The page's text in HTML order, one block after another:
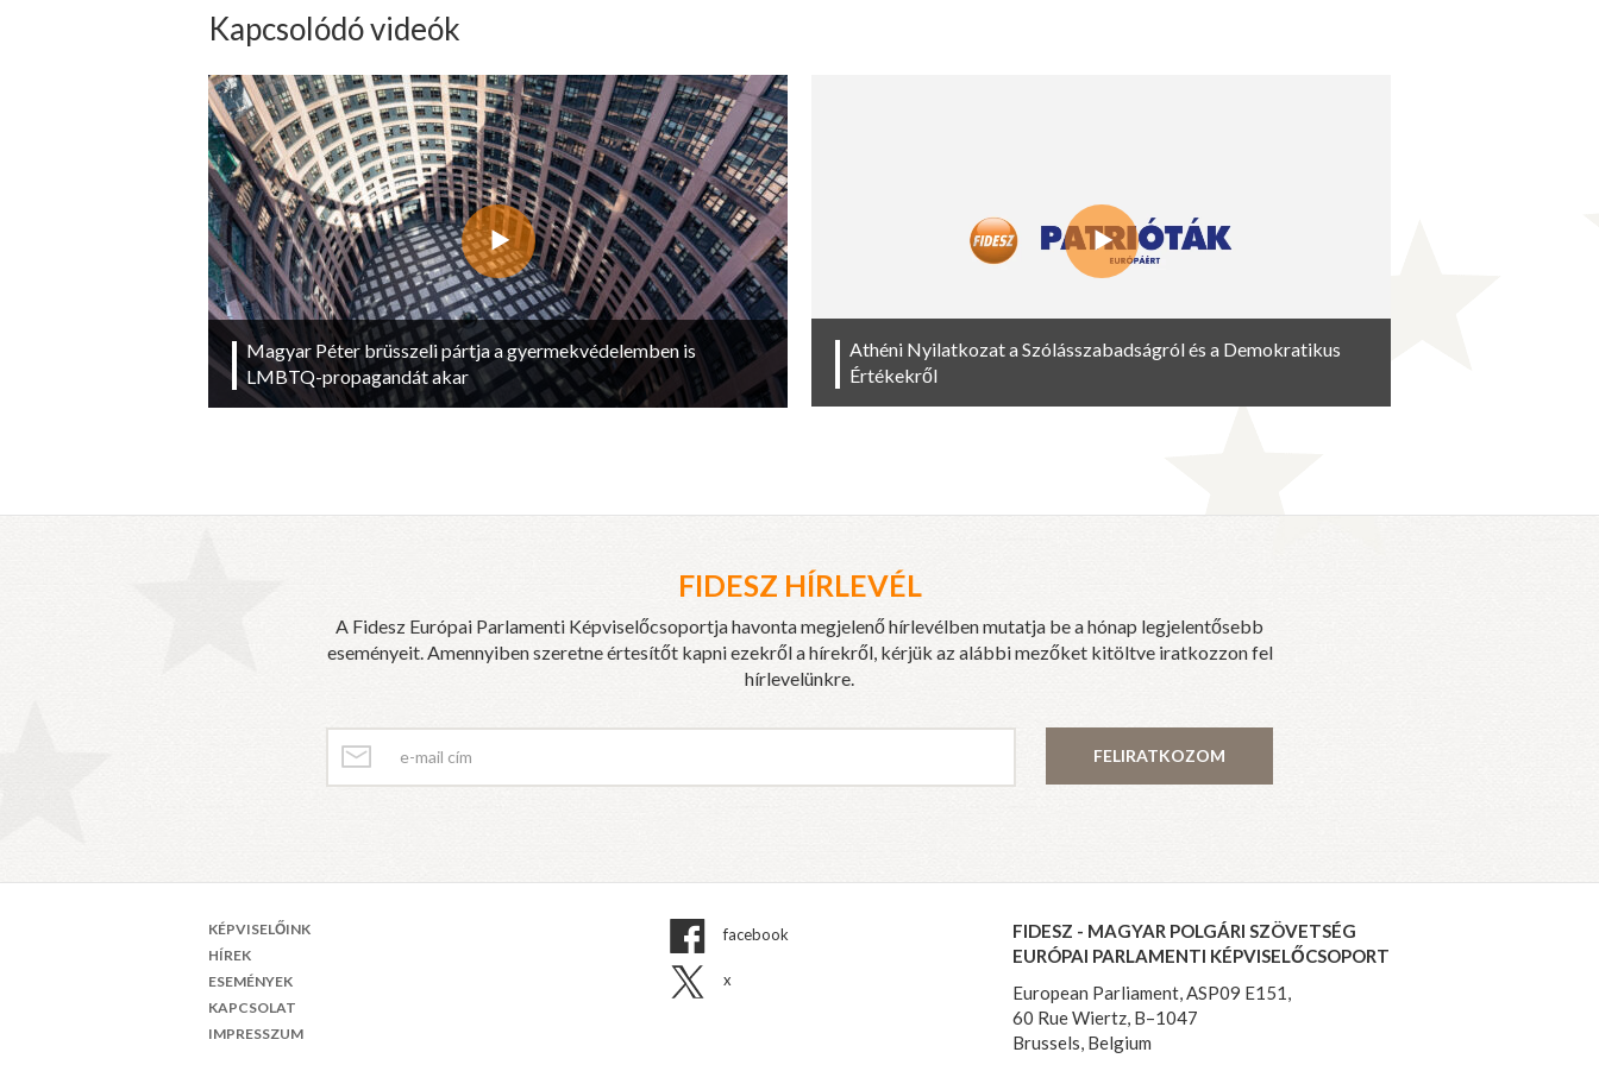
Kapcsolódó videók
Magyar Péter brüsszeli pártja a gyermekvédelemben is
LMBTQ-propagandát akar
Athéni Nyilatkozat a Szólásszabadságról és a Demokratikus
Értékekről
FIDESZ HÍRLEVÉL
A Fidesz Európai Parlamenti Képviselőcsoportja havonta megjelenő hírlevélben mutatja be a hónap legjelentősebb
eseményeit. Amennyiben szeretne értesítőt kapni ezekről a hírekről, kérjük az alábbi mezőket kitöltve iratkozzon fel
hírlevelünkre.
FELIRATKOZOM
KÉPVISELŐINK
HÍREK
ESEMÉNYEK
KAPCSOLAT
IMPRESSZUM
facebook
x
FIDESZ - MAGYAR POLGÁRI SZÖVETSÉG
EURÓPAI PARLAMENTI KÉPVISELŐCSOPORT
European Parliament, ASP09 E151,
60 Rue Wiertz, B–1047
Brussels, Belgium